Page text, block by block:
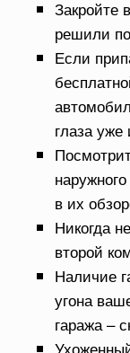
Закройте
решили
Если
глаза уже
в их
Никогда
второй
Наличие
угона
гаража –